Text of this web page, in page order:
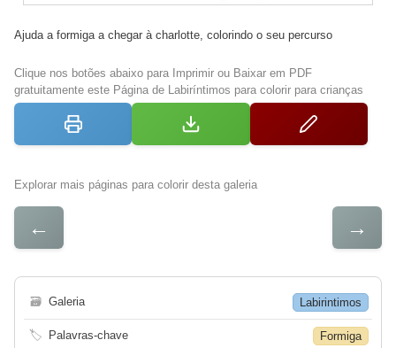
Ajuda a formiga a chegar à charlotte, colorindo o seu percurso
Clique nos botões abaixo para Imprimir ou Baixar em PDF
gratuitamente este Página de Labiríntimos para colorir para crianças
Explorar mais páginas para colorir desta galeria
← →
🗃 Galeria Labirintimos
🏷 Palavras-chave Formiga